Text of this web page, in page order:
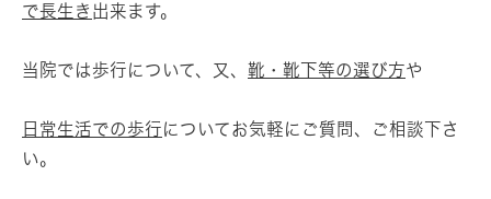
で長生き 出来ます。
当院では歩行について、又、 靴・靴下等の選び方や
日常生活での歩行についてお気軽にご質問、ご相談下さ
い。